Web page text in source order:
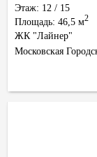
Этаж: 12 / 15
Площадь: 46,5 м2
ЖК "Лайнер"
Московская